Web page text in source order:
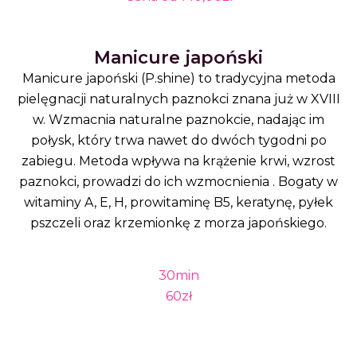
Manicure japoński
Manicure japoński (P.shine) to tradycyjna metoda
pielęgnacji naturalnych paznokci znana już w XVIII
w. Wzmacnia naturalne paznokcie, nadając im
połysk, który trwa nawet do dwóch tygodni po
zabiegu. Metoda wpływa na krążenie krwi, wzrost
paznokci, prowadzi do ich wzmocnienia . Bogaty w
witaminy A, E, H, prowitaminę B5, keratynę, pyłek
pszczeli oraz krzemionkę z morza japońskiego.
30min
60zł